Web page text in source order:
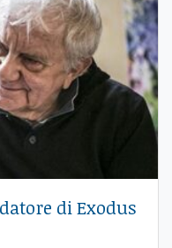
di Exodus